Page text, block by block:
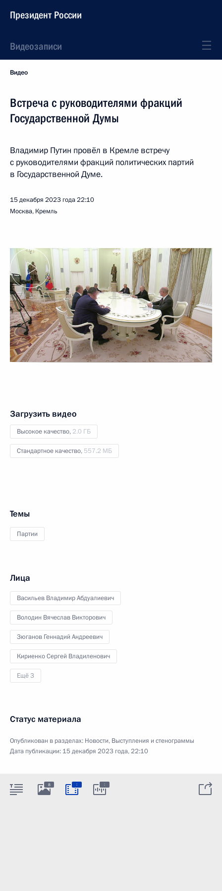
Президент России
Видеозаписи
Видео
Встреча с руководителями фракций
Государственной Думы
Владимир Путин провёл в Кремле встречу
с руководителями фракций политических партий
в Государственной Думе.
15 декабря 2023 года22:10
Москва, Кремль
Загрузить видео
Высокое качество, 2.0 ГБ
Стандартное качество, 557.2 МБ
Темы
Партии
Лица
Васильев Владимир Абдуалиевич
Володин Вячеслав Викторович
Зюганов Геннадий Андреевич
Кириенко Сергей Владиленович
Ещё 3
Статус материала
Опубликован в разделах: Новости, Выступления и стенограммы
Дата публикации: 15 декабря 2023 года, 22:10
8 : :